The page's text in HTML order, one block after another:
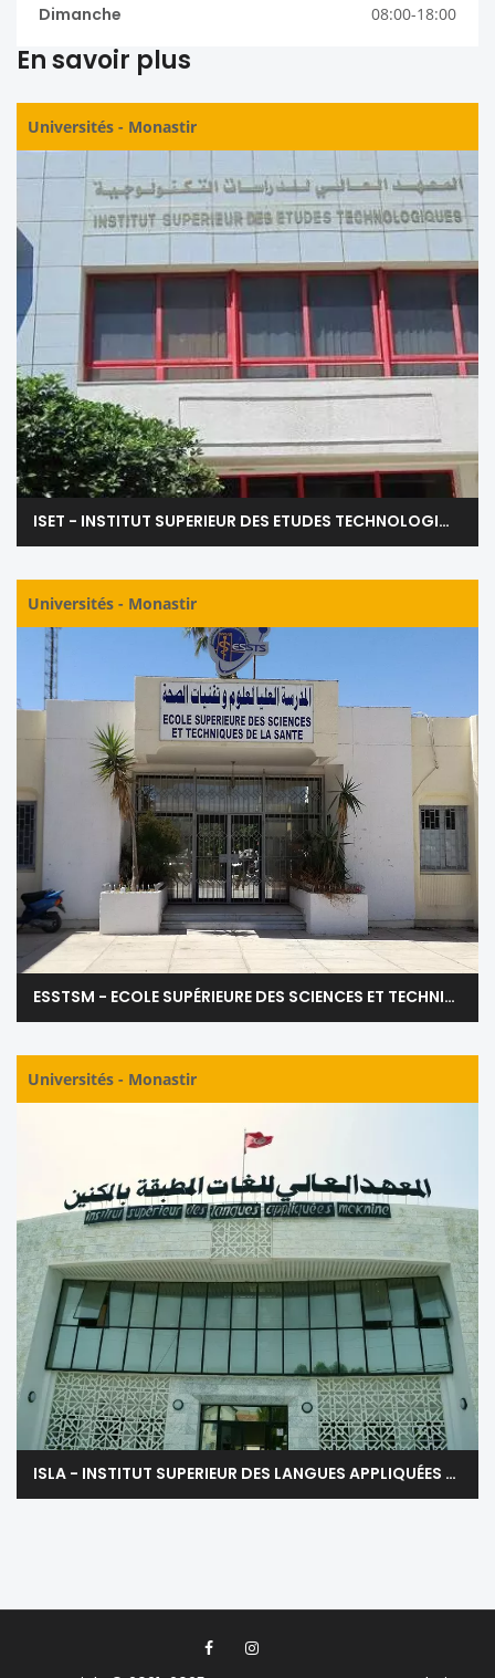
Dimanche 08:00-18:00
En savoir plus
Universités - Monastir
ISET - INSTITUT SUPERIEUR DES ETUDES TECHNOLOGIQUES DE KSAR HELLAL - MONASTIR
Universités - Monastir
ESSTSM - ECOLE SUPÉRIEURE DES SCIENCES ET TECHNIQUES DE LA SANTÉ DE MONASTIR
Universités - Monastir
ISLA - INSTITUT SUPERIEUR DES LANGUES APPLIQUÉES DE MOKNINE - MONASTIR